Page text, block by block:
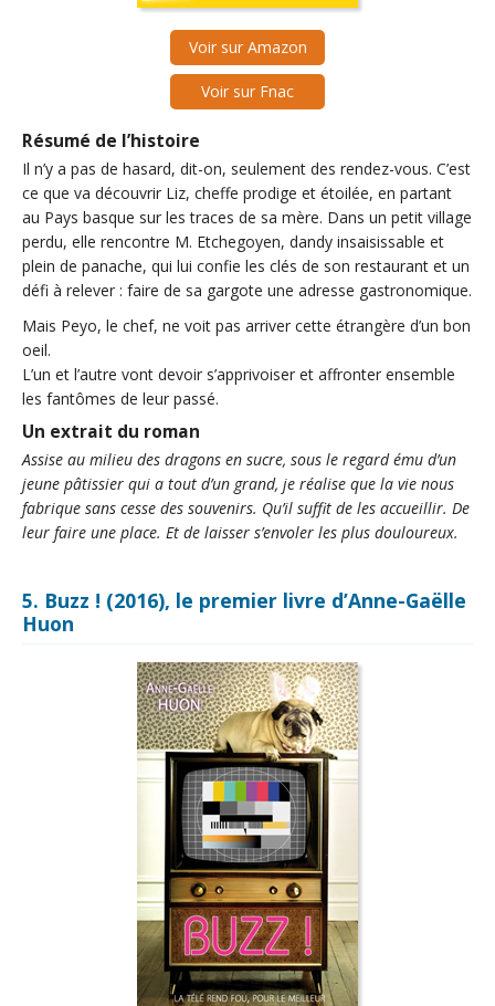
Voir sur Amazon
Voir sur Fnac
Résumé de l’histoire
Il n’y a pas de hasard, dit-on, seulement des rendez-vous. C’est
ce que va découvrir Liz, cheffe prodige et étoilée, en partant
au Pays basque sur les traces de sa mère. Dans un petit village
perdu, elle rencontre M. Etchegoyen, dandy insaisissable et
plein de panache, qui lui confie les clés de son restaurant et un
défi à relever : faire de sa gargote une adresse gastronomique.
Mais Peyo, le chef, ne voit pas arriver cette étrangère d’un bon
oeil.
L’un et l’autre vont devoir s’apprivoiser et affronter ensemble
les fantômes de leur passé.
Un extrait du roman
Assise au milieu des dragons en sucre, sous le regard ému d’un
jeune pâtissier qui a tout d’un grand, je réalise que la vie nous
fabrique sans cesse des souvenirs. Qu’il suffit de les accueillir. De
leur faire une place. Et de laisser s’envoler les plus douloureux.
5. Buzz ! (2016), le premier livre d’Anne-Gaëlle
Huon